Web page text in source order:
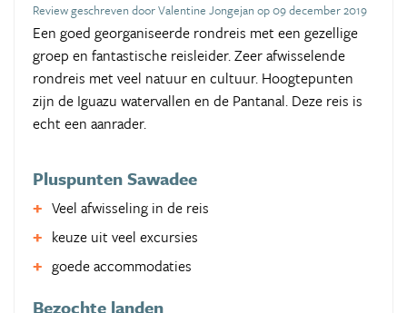
Review geschreven door Valentine Jongejan op 09 december 2019
Een goed georganiseerde rondreis met een gezellige
groep en fantastische reisleider. Zeer afwisselende
rondreis met veel natuur en cultuur. Hoogtepunten
zijn de Iguazu watervallen en de Pantanal. Deze reis is
echt een aanrader.
Pluspunten Sawadee
Veel afwisseling in de reis
keuze uit veel excursies
goede accommodaties
Bezochte landen